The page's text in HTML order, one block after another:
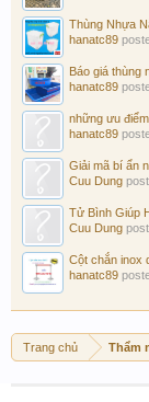
Thùng Nhựa
hanatc89
Báo giá thùng
hanatc89
những ưu điểm
hanatc89
Giải mã bí ẩn
Cuu Dung
Tử Bình Giúp
Cuu Dung
Cột chắn inox
hanatc89
Trang chủ Thẩm